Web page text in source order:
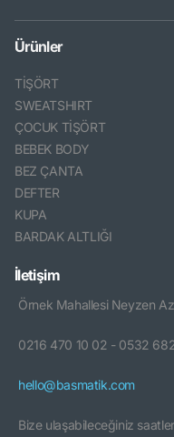
Ürünler
TİŞÖRT
SWEATSHIRT
ÇOCUK TİŞÖRT
BEBEK BODY
BEZ ÇANTA
DEFTER
KUPA
BARDAK ALTLIĞI
İletişim
Örnek Mahallesi Neyzen
0216 470 10 02 - 0532
hello@basmatik.com
Bize ulaşabileceğiniz